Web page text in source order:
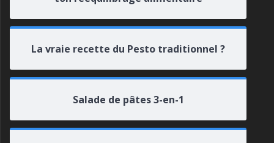
La vraie recette du Pesto traditionnel ?
Salade de pâtes 3-en-1